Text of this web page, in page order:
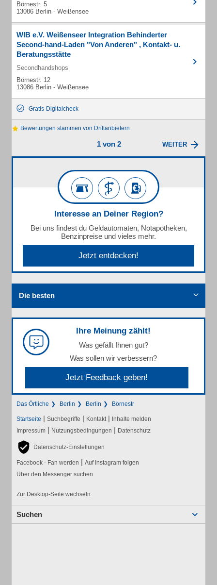
Börnestr. 5
13086 Berlin - Weißensee
WIB e.V. Weißenseer Integration Behinderter
Second-hand-Laden "Von Anderen" , Kontakt- u.
Beratungsstätte
Secondhandshops
Börnestr. 12
13086 Berlin - Weißensee
Gratis-Digitalcheck
Bewertungen stammen von Drittanbietern
1 von 2 WEITER
Interesse an Deiner Region?
Bei uns findest du Geldautomaten, Notapotheken,
Benzinpreise und vieles mehr.
Jetzt entdecken!
Die besten
Ihre Meinung zählt!
Was gefällt Ihnen gut?
Was sollen wir verbessern?
Jetzt Feedback geben!
Das Örtliche Berlin Berlin Börnestr
Startseite | Suchbegriffe | Kontakt | Inhalte melden
Impressum | Nutzungsbedingungen | Datenschutz
Datenschutz-Einstellungen
Facebook - Fan werden | Auf Instagram folgen
Über den Messenger suchen
Zur Desktop-Seite wechseln
Suchen